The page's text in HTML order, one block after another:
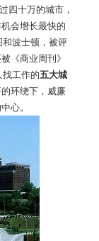
四十万的城市，
会增长最快的
波士顿，被评
《商业周刊》
工作的五大城
环绕下，威廉
心。